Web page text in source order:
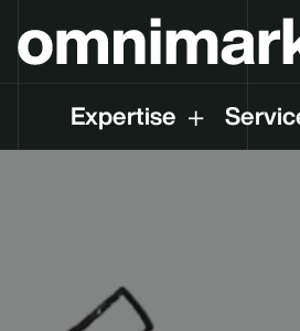
Expertise